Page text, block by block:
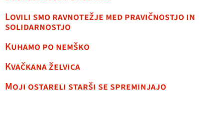
Lovili smo ravnotežje med pravičnostjo in
solidarnostjo
Kuhamo po nemško
Kvačkana želvica
Moji ostareli starši se spreminjajo